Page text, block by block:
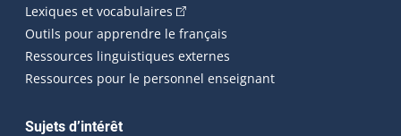
Lexiques et vocabulaires (Cet hyperlien externe s'ouvrira
Outils pour apprendre le français
Ressources linguistiques externes
Ressources pour le personnel enseignant
Sujets d’intérêt